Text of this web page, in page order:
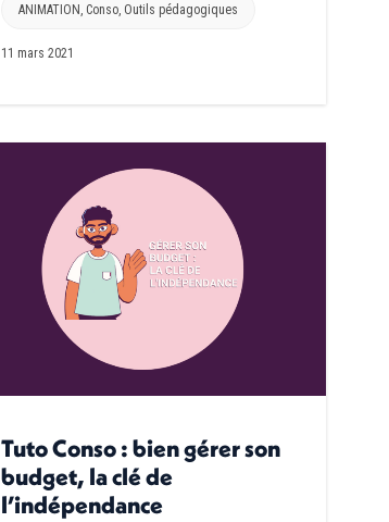
ANIMATION, Conso, Outils pédagogiques
11 mars 2021
Tuto Conso : bien gérer son
budget, la clé de
l’indépendance